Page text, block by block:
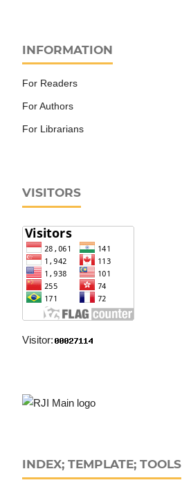
INFORMATION
For Readers
For Authors
For Librarians
VISITORS
Visitor:
INDEX; TEMPLATE; TOOLS